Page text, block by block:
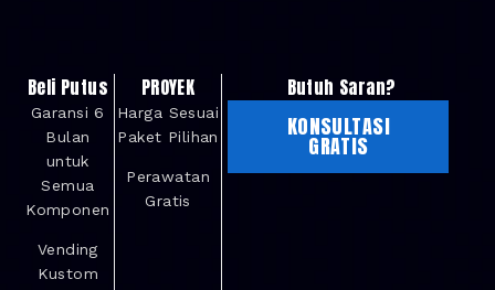
Beli Putus
Garansi 6
Bulan
untuk
Semua
Komponen
Vending
Kustom
PROYEK
Harga Sesuai
Paket Pilihan
Perawatan
Gratis
Butuh Saran?
KONSULTASI
GRATIS